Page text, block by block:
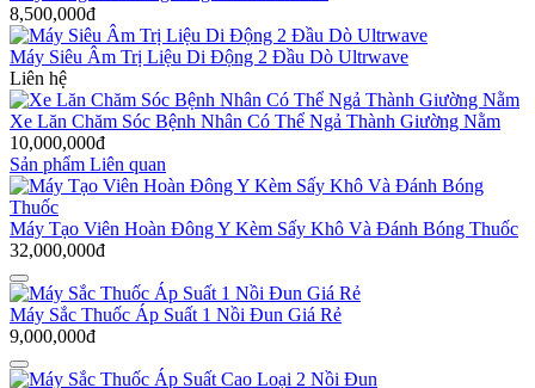
8,500,000đ
Máy Siêu Âm Trị Liệu Di Động 2 Đầu Dò Ultrwave
Liên hệ
Xe Lăn Chăm Sóc Bệnh Nhân Có Thể Ngả Thành Giường Nằm
10,000,000đ
Sản phẩm Liên quan
Máy Tạo Viên Hoàn Đông Y Kèm Sấy Khô Và Đánh Bóng Thuốc
32,000,000đ
Máy Sắc Thuốc Áp Suất 1 Nồi Đun Giá Rẻ
9,000,000đ